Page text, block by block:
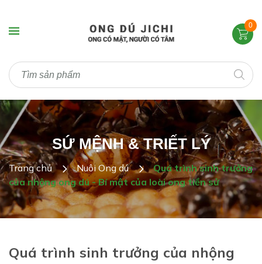
0
SỨ MỆNH & TRIẾT LÝ
Trang chủ Nuôi Ong dú
Quá trình sinh trưởng
của nhộng ong dú - Bí mật của loài ong tiền sử
Quá trình sinh trưởng của nhộng